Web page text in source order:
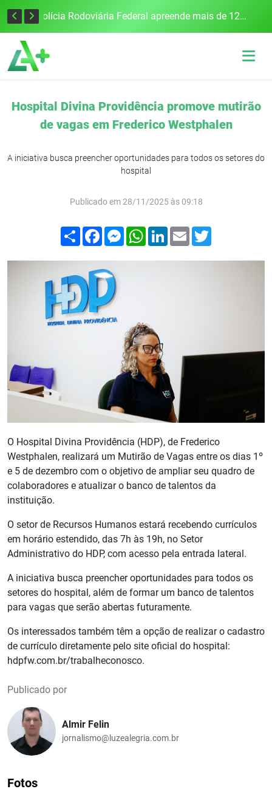
Tecnologia inovadora desenvolvida na UFSM/FW utiliza drones e IA para monitorar a qualidade da água Polícia Rodoviária Federal apreende mais de 120 quilos de maconha na BR-386, em Frederico Westphalen
Hospital Divina Providência promove mutirão
de vagas em Frederico Westphalen
A iniciativa busca preencher oportunidades para todos os setores do
hospital
Publicado em 28/11/2025 às 09:18
Compartilhar
FacebookMessenger
WhatsApp
LinkedIn
Email
O Hospital Divina Providência (HDP), de Frederico
Westphalen, realizará um Mutirão de Vagas entre os dias 1º
e 5 de dezembro com o objetivo de ampliar seu quadro de
colaboradores e atualizar o banco de talentos da
instituição.
O setor de Recursos Humanos estará recebendo currículos
em horário estendido, das 7h às 19h, no Setor
Administrativo do HDP, com acesso pela entrada lateral.
A iniciativa busca preencher oportunidades para todos os
setores do hospital, além de formar um banco de talentos
para vagas que serão abertas futuramente.
Os interessados também têm a opção de realizar o cadastro
de currículo diretamente pelo site oficial do hospital:
hdpfw.com.br/trabalheconosco.
Publicado por
Almir Felin
jornalismo@luzealegria.com.br
Fotos